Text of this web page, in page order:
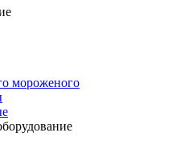
мороженого